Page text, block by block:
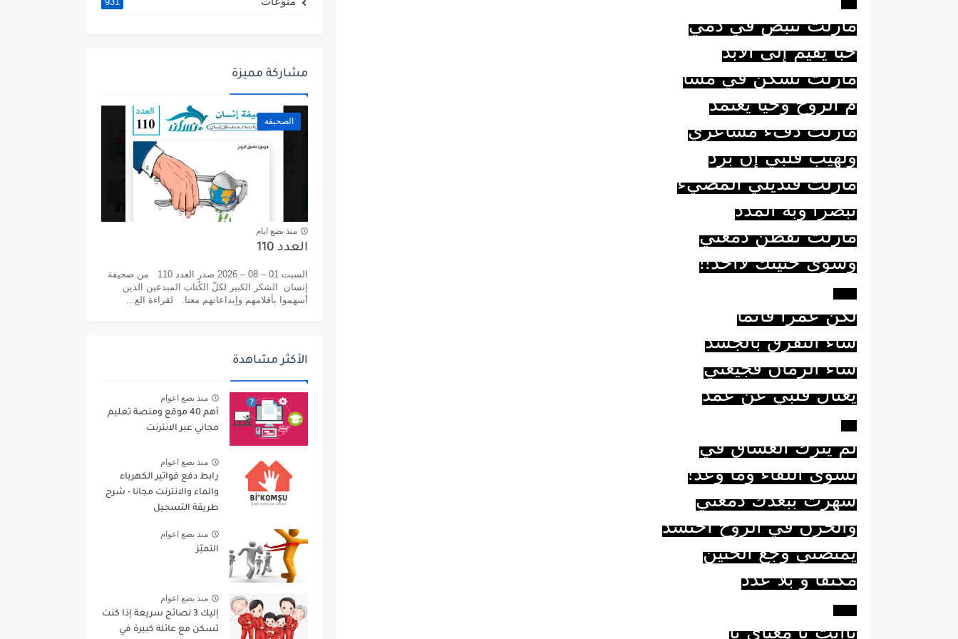
مازلت تنبض في دمي
حبا يُقيمُ إلى الأبد
مازلت تسكن في مسا
م الروح وحيا يعتمدْ
مازلت دفء مشاعري
ولهيب قلبي إنْ بَردْ
مازلت قنديلي المضيء
تبصرا وبه المدَد
مازلت تقطن دمعتي
وسوى حنينك لاأحد!!
***
لكنّ عمرا قاتما
شاء التفرق بالجسد
شاء الزمان فجيعتي
يغتال قلبي عن عَمدْ
**
لم يترك العشاق في
نشوى اللقاء وما وعد!
سهرت ببعدك دمعتي
والحزن في الروح احتشدْ
يمتصني وجع الحنين
مكثّفا و بلا عدَد
***
ياأنت يا معناي يا
مشاركة مميزة
الصحيفة
منذ بضع ايام
العدد 110
السبت 01 – 08 – 2026 صدر العدد 110 من صحيفة
إنسان الشكر الكبير لكلّ الكُتاب المبدعين الذين
أسهموا بأقلامهم وإبداعاتهم معنا. لقراءة الع...
الأكثر مشاهدة
منذ بضع اعوام
أهم 40 موقع ومنصة تعليم
مجاني عبر الانترنت
منذ بضع اعوام
رابط دفع فواتير الكهرباء
والماء والانترنت مجانا - شرح
طريقة التسجيل
منذ بضع اعوام
التميّز
منذ بضع اعوام
إليك 3 نصائح سريعة إذا كنت
تسكن مع عائلة كبيرة في